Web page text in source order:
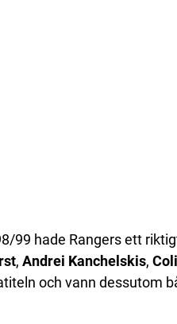
99 hade Rangers ett
, Andrei Kanchelskis,
och vann dessutom